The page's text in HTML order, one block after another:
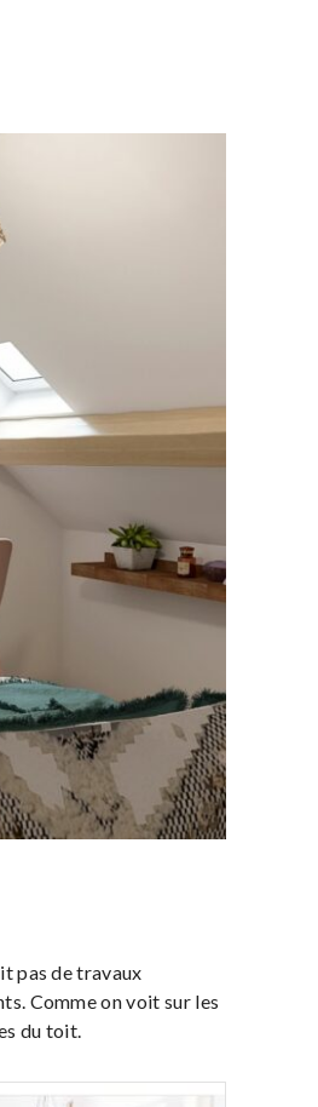
pas de travaux
Comme on voit sur les
du toit.